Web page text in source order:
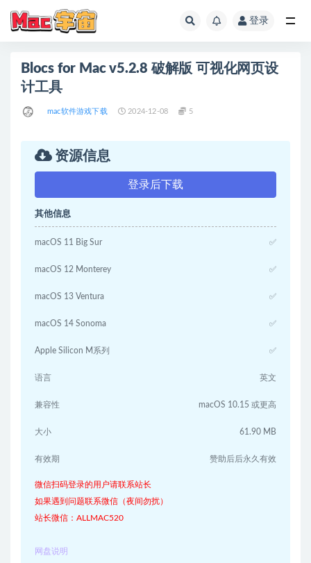
登录
Blocs for Mac v5.2.8 破解版 可视化网页设
计工具
mac软件游戏下载 2024-12-08 5
资源信息
登录后下载
其他信息
macOS 11 Big Sur ✅
macOS 12 Monterey ✅
macOS 13 Ventura ✅
macOS 14 Sonoma ✅
Apple Silicon M系列 ✅
语言 英文
兼容性 macOS 10.15 或更高
大小 61.90 MB
有效期 赞助后后永久有效
微信扫码登录的用户请联系站长
如果遇到问题联系微信（夜间勿扰）
站长微信：ALLMAC520
网盘说明